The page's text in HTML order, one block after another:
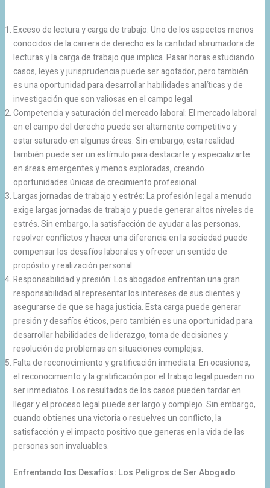
Exceso de lectura y carga de trabajo: Uno de los aspectos menos
conocidos de la carrera de derecho es la cantidad abrumadora de
lecturas y la carga de trabajo que implica. Pasar horas estudiando
casos, leyes y jurisprudencia puede ser agotador, pero también
es una oportunidad para desarrollar habilidades analíticas y de
investigación que son valiosas en el campo legal.
Competencia y saturación del mercado laboral: El mercado laboral
en el campo del derecho puede ser altamente competitivo y
estar saturado en algunas áreas. Sin embargo, esta realidad
también puede ser un estímulo para destacarte y especializarte
en áreas emergentes y menos exploradas, creando
oportunidades únicas de crecimiento profesional.
Largas jornadas de trabajo y estrés: La profesión legal a menudo
exige largas jornadas de trabajo y puede generar altos niveles de
estrés. Sin embargo, la satisfacción de ayudar a las personas,
resolver conflictos y hacer una diferencia en la sociedad puede
compensar los desafíos laborales y ofrecer un sentido de
propósito y realización personal.
Responsabilidad y presión: Los abogados enfrentan una gran
responsabilidad al representar los intereses de sus clientes y
asegurarse de que se haga justicia. Esta carga puede generar
presión y desafíos éticos, pero también es una oportunidad para
desarrollar habilidades de liderazgo, toma de decisiones y
resolución de problemas en situaciones complejas.
Falta de reconocimiento y gratificación inmediata: En ocasiones,
el reconocimiento y la gratificación por el trabajo legal pueden no
ser inmediatos. Los resultados de los casos pueden tardar en
llegar y el proceso legal puede ser largo y complejo. Sin embargo,
cuando obtienes una victoria o resuelves un conflicto, la
satisfacción y el impacto positivo que generas en la vida de las
personas son invaluables.
Enfrentando los Desafíos: Los Peligros de Ser Abogado